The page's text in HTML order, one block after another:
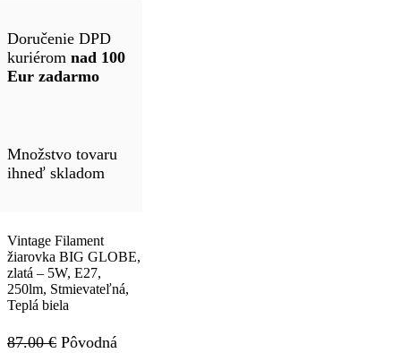
Doručenie DPD
kuriérom nad 100
Eur zadarmo
Množstvo tovaru
ihneď skladom
Vintage Filament
žiarovka BIG GLOBE,
zlatá – 5W, E27,
250lm, Stmievateľná,
Teplá biela
87.00€ Pôvodná